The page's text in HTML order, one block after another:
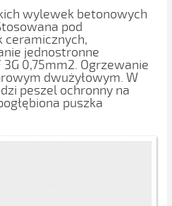
wylewek betonowych
pod
ceramicznych,
jednostronne
0,75mm2. Ogrzewanie
dwużyłowym. W
peszel ochronny na
puszka